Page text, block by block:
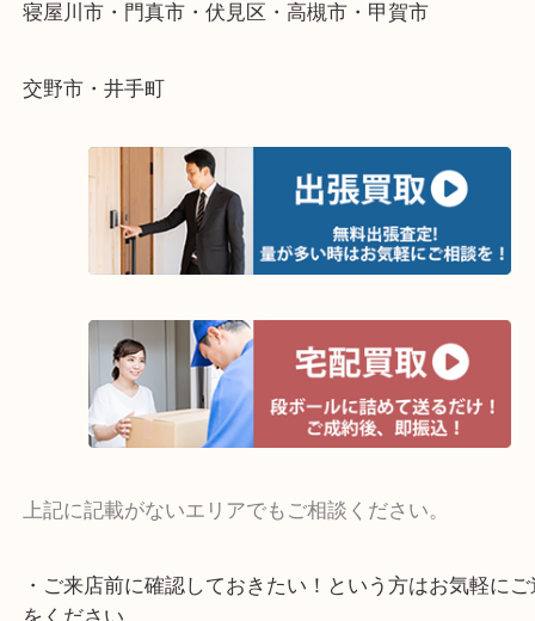
当店ではそういったお困りの方からのご依頼も大歓
そんなときはお気軽にご相談ください。
・よく伺う出張買取エリア
宇治市・京田辺市・和束町・城陽市・枚方市
寝屋川市・門真市・伏見区・高槻市・甲賀市
交野市・井手町